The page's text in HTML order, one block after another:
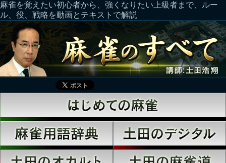
麻雀を覚えたい初心者から、強くなりたい上級者まで、ルー
ル、役、戦略を動画とテキストで解説